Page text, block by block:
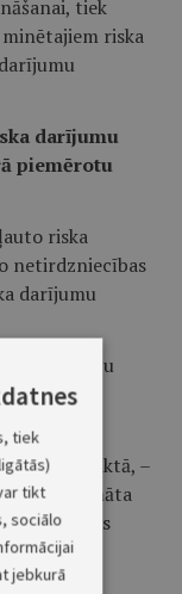
tiek
riska
darījumu
piemērotu
riska
netirdzniecības
darījumu
vērtību
89. punktā, –
samazināta
ar Komisijas
"Aktīvu
tiek
tikt
sociālo
jebkurā